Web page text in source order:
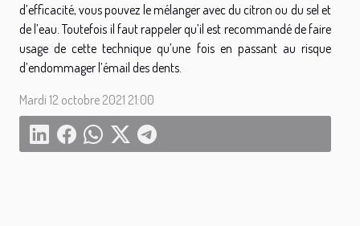
d’efficacité, vous pouvez le mélanger avec du citron ou du sel et
de l’eau. Toutefois il faut rappeler qu’il est recommandé de faire
usage de cette technique qu’une fois en passant au risque
d’endommager l’émail des dents.
Mardi 12 octobre 2021 21:00